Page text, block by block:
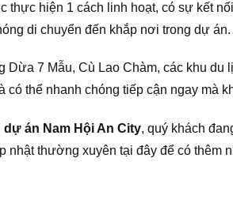
thực hiện 1 cách linh hoạt, có sự kết
di chuyển đến khắp nơi trong dự án.
7 Mẫu, Cù Lao Chàm, các khu
thể nhanh chóng tiếp cận ngay mà
dự án Nam Hội An City, quý khách
nhật thường xuyên tại đây để có thêm